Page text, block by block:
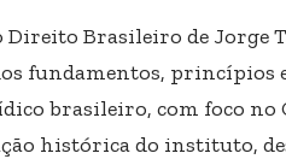
Brasileiro de Jorge
fundamentos, princípios
brasileiro, com foco no
histórica do instituto,